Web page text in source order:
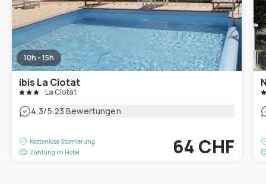
10h - 15h
ibis La Ciotat
La Ciotat
4.3/5|23 Bewertungen
Kostenlose Stornierung
Zahlung im Hotel
64 CHF